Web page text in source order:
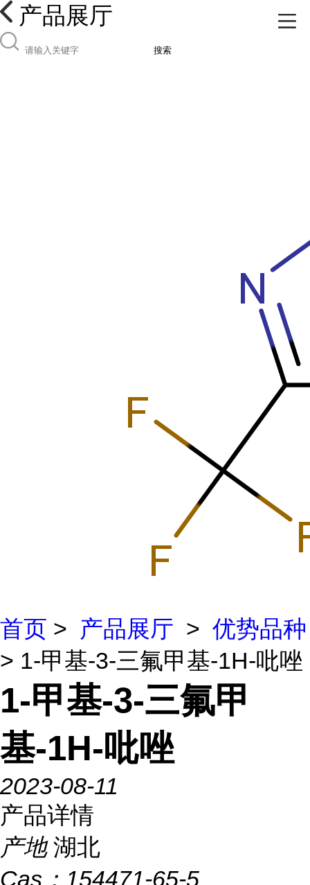
产品展厅
搜索
首页 > 产品展厅 > 优势品种
> 1-甲基-3-三氟甲基-1H-吡唑
1-甲基-3-三氟甲
基-1H-吡唑
2023-08-11
产品详情
产地 湖北
Cas： 154471-65-5